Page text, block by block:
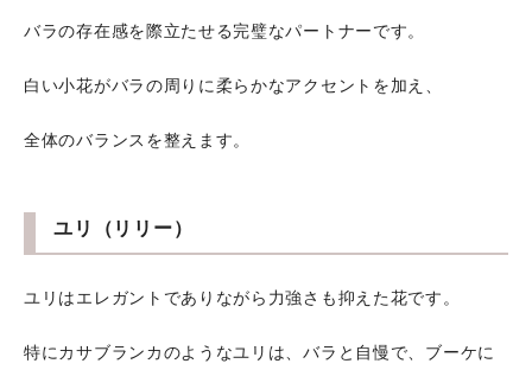
バラの存在感を際立たせる完璧なパートナーです。
白い小花がバラの周りに柔らかなアクセントを加え、
全体のバランスを整えます。
ユリ（リリー）
ユリはエレガントでありながら力強さも抑えた花です。
特にカサブランカのようなユリは、バラと自慢で、ブーケに